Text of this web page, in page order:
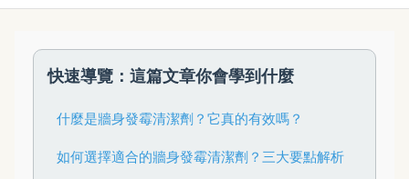
快速導覽：這篇文章你會學到什麼
什麼是牆身發霉清潔劑？它真的有效嗎？
如何選擇適合的牆身發霉清潔劑？三大要點解析